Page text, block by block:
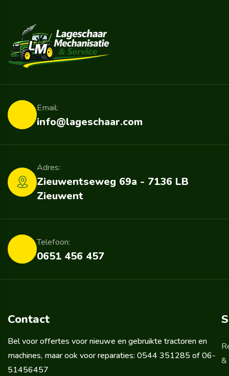
info@lageschaar.com
Email:
Zieuwentseweg 69a - 7136 LB
Zieuwent
Adres:
0651 456 457
Telefoon:
Contact
Bel voor offertes voor nieuwe en gebruikte tractoren en
machines, maar ook voor reparaties: 0544 351285 of 06-
51456457
&